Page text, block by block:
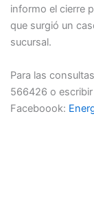
informo el cierre
que surgió un
sucursal.
Para las
566426 o
Faceboook: